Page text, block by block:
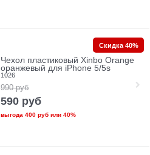
Чехол пластиковый Xinbo Orange
оранжевый для iPhone 5/5s
1026
990 руб
590 руб
выгода 400 рубили 40%
Скидка 40%